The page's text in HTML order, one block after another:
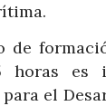
de
horas es
el